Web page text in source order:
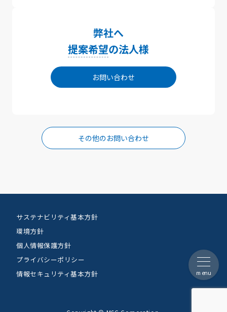
弊社へ
提案希望の法人様
お問い合わせ
その他のお問い合わせ
サステナビリティ基本方針
環境方針
個人情報保護方針
プライバシーポリシー
情報セキュリティ基本方針
menu